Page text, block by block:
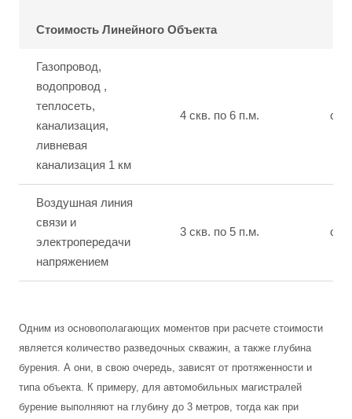
Стоимость Линейного Объекта
Газопровод,
водопровод ,
теплосеть,
канализация,
ливневая
канализация 1 км
4 скв. по 6 п.м. от
Воздушная линия
связи и
электропередачи
напряжением
3 скв. по 5 п.м. от
Одним из основополагающих моментов при расчете стоимости
является количество разведочных скважин, а также глубина
бурения. А они, в свою очередь, зависят от протяженности и
типа объекта. К примеру, для автомобильных магистралей
бурение выполняют на глубину до 3 метров, тогда как при